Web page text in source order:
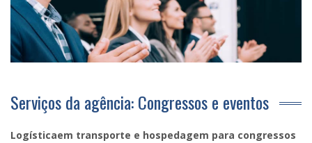
Serviços da agência: Congressos e eventos
Logísticaem transporte e hospedagem para congressos